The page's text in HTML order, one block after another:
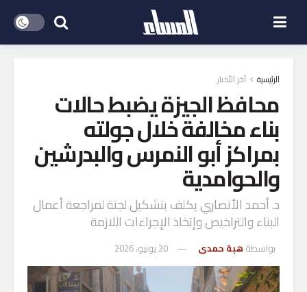
الرئيسية آخر الأخبار
محافظ الجيزة يضبط حالات
بناء مخالفة خلال جولته
بمراكز أبو النمرس والبدرشين
والحوامدية
د. أحمد الأنصاري يكلف بتشكيل لجنة لمراجعة أعمال
البناء والتراخيص وإتخاذ الإجراءات اللازمة
بواسطة هبة حمدى 20 يونيو، 2026